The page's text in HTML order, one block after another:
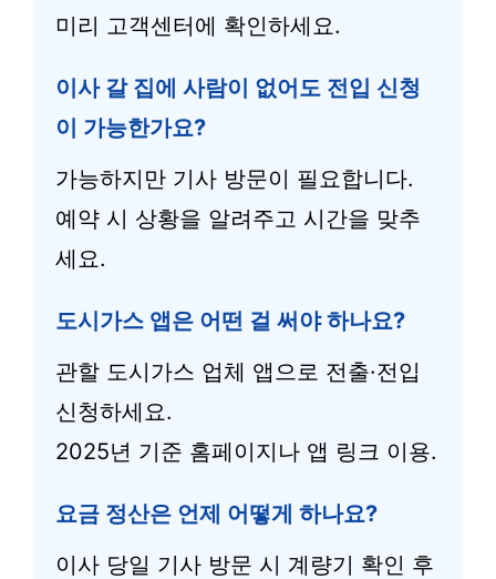
미리 고객센터에 확인하세요.
이사 갈 집에 사람이 없어도 전입 신청
이 가능한가요?
가능하지만 기사 방문이 필요합니다.
예약 시 상황을 알려주고 시간을 맞추
세요.
도시가스 앱은 어떤 걸 써야 하나요?
관할 도시가스 업체 앱으로 전출·전입
신청하세요.
2025년 기준 홈페이지나 앱 링크 이용.
요금 정산은 언제 어떻게 하나요?
이사 당일 기사 방문 시 계량기 확인 후